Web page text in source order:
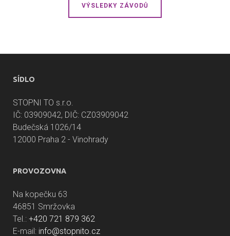
VÝSLEDKY ZÁVODŮ
SÍDLO
STOPNI TO s.r.o.
IČ: 03909042, DIČ: CZ03909042
Budečská 1026/14
12000 Praha 2 - Vinohrady
PROVOZOVNA
Na kopečku 63
46851 Smržovka
Tel.: +420 721 879 362
E-mail: info@stopnito.cz